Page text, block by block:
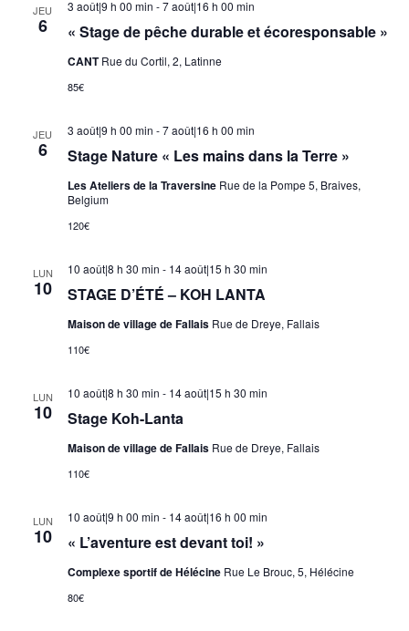
JEU
6 « Stage de pêche durable et écoresponsable »
3 août|9 h 00 min -7 août|16 h 00 min
CANTRue du Cortil, 2, Latinne
85€
JEU
6 Stage Nature « Les mains dans la Terre »
3 août|9 h 00 min -7 août|16 h 00 min
Les Ateliers de la Traversine Rue de la Pompe 5, Braives,
Belgium
120€
LUN
10 STAGE D’ÉTÉ – KOH LANTA
10 août|8 h 30 min - 14 août|15 h 30 min
Maison de village de Fallais Rue de Dreye, Fallais
110€
LUN
10 Stage Koh-Lanta
10 août|8 h 30 min - 14 août|15 h 30 min
Maison de village de Fallais Rue de Dreye, Fallais
110€
LUN
10 « L’aventure est devant toi! »
10 août|9 h 00 min - 14 août|16 h 00 min
Complexe sportif de Hélécine Rue Le Brouc, 5, Hélécine
80€